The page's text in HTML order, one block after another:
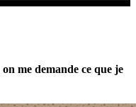
me demande ce que je